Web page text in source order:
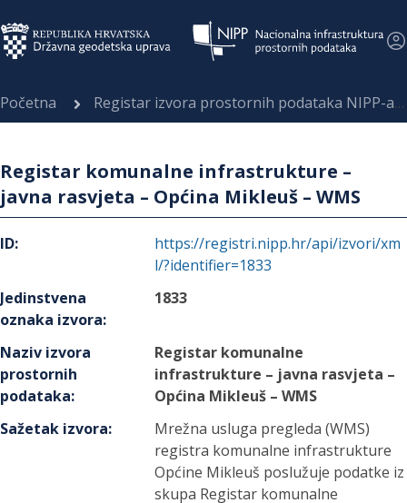
Početna Registar izvora prostornih podataka NIPP-a
Registar komunalne infrastrukture –
javna rasvjeta – Općina Mikleuš – WMS
ID:
https://registri.nipp.hr/api/izvori/xm
l/?identifier=1833
Jedinstvena
oznaka izvora:
1833
Naziv izvora
prostornih
podataka:
Registar komunalne
infrastrukture – javna rasvjeta –
Općina Mikleuš – WMS
Sažetak izvora:
Mrežna usluga pregleda (WMS)
registra komunalne infrastrukture
Općine Mikleuš poslužuje podatke iz
skupa Registar komunalne